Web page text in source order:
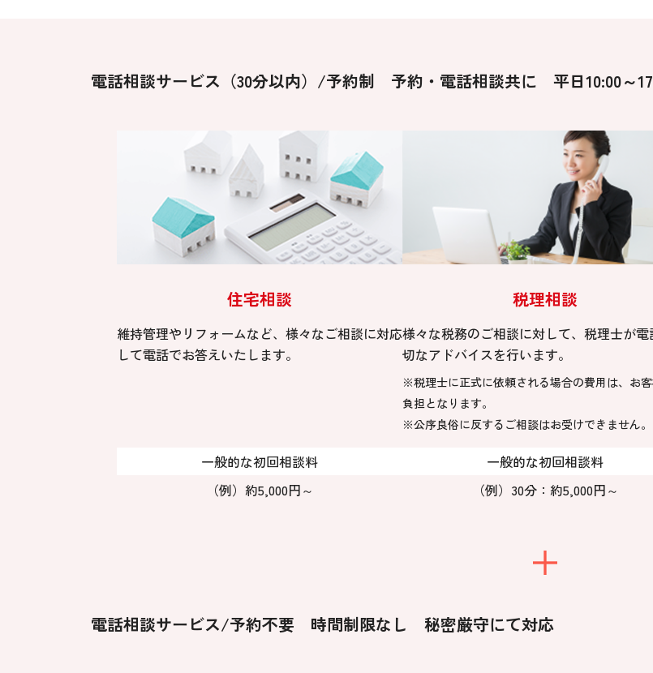
電話相談サービス（30分以内）/予約制 予約・電話相談共に 平日10:00～
住宅相談
維持管理やリフォームなど、様々なご相談に対応
して電話でお答えいたします。
一般的な初回相談料
（例）約5,000円～
税理相談
様々な税務のご相談に対して、税理士が電
切なアドバイスを行います。
※税理士に正式に依頼される場合の費用は、お
負担となります。
※公序良俗に反するご相談はお受けできません。
一般的な初回相談料
（例）30分：約5,000円～
電話相談サービス/予約不要 時間制限なし 秘密厳守にて対応